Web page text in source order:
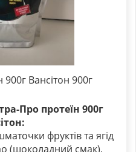
Вансітон 900г
Про протеїн 900г
фруктів та ягід
(шоколадний смак),